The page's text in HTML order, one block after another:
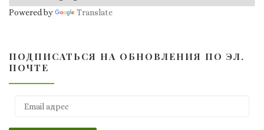
Powered by Translate
ПОДПИСАТЬСЯ НА ОБНОВЛЕНИЯ ПО ЭЛ.
ПОЧТЕ